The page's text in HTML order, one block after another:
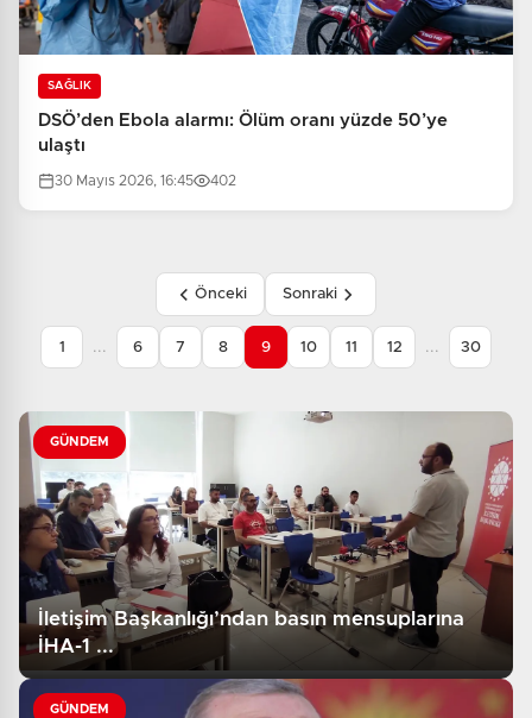
SAĞLIK
DSÖ’den Ebola alarmı: Ölüm oranı yüzde 50’ye
ulaştı
30 Mayıs 2026, 16:45 402
Önceki
1 ... 6 7 8 9 10 11 12 ... 30
Sonraki
GÜNDEM
İletişim Başkanlığı’ndan basın mensuplarına
İHA-1 ...
GÜNDEM